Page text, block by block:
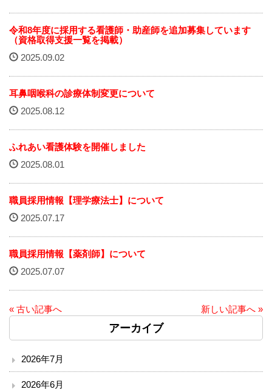
病院機能評価
広報誌『そよ風』
プライバシーポリシー
職員募集
ソーシャルメディア・ガイドライン
院内サービス施設
医事課
令和8年度に採用する看護師・助産師を追加募集しています
（資格取得支援一覧を掲載）
2025.09.02
耳鼻咽喉科の診療体制変更について
2025.08.12
ふれあい看護体験を開催しました
2025.08.01
職員採用情報【理学療法士】について
2025.07.17
職員採用情報【薬剤師】について
2025.07.07
« 古い記事へ 新しい記事へ »
アーカイブ
2026年7月
2026年6月